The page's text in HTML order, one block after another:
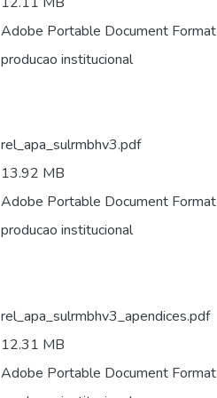
Adobe Portable Document Format
producao institucional
rel_apa_sulrmbhv3.pdf
13.92 MB
Adobe Portable Document Format
producao institucional
rel_apa_sulrmbhv3_apendices.pdf
12.31 MB
Adobe Portable Document Format